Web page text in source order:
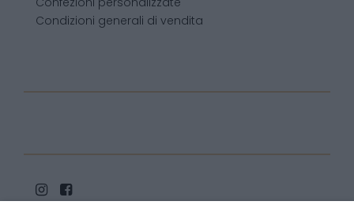
Condizioni generali di vendita